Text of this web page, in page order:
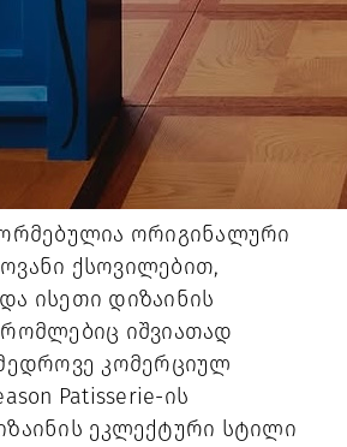
ორიგინალური
ქსოვილებით,
ისეთი დიზაინის
იშვიათად
კომერციულ
Patisserie-ის
ეკლექტური სტილი